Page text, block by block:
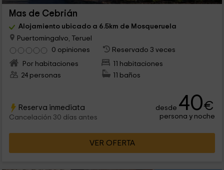
Mas de Cebrián
Alojamiento ubicado a 6.5km de Mosqueruela
Puertomingalvo, Teruel
0 opiniones
Reservado 3 veces
Por habitaciones
11 habitaciones
24 personas
11 baños
Reserva inmediata
Cancelación 30 días antes
desde 40€
persona y noche
VER OFERTA